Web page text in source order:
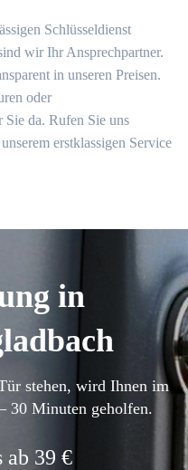
Schlüsseldienst
wir Ihr Ansprechpartner.
in unseren Preisen.
oder
Sie da. Rufen Sie uns
erstklassigen Service
in
stehen, wird Ihnen im
30 Minuten geholfen.
ab 39 €